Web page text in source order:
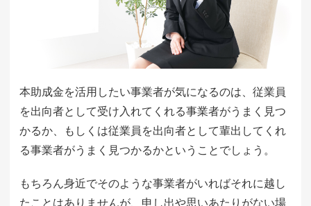
本助成金を活用したい事業者が気になるのは、従業員
を出向者として受け入れてくれる事業者がうまく見つ
かるか、もしくは従業員を出向者として輩出してくれ
る事業者がうまく見つかるかということでしょう。
もちろん身近でそのような事業者がいればそれに越し
たことはありませんが、申し出や思いあたりがない場